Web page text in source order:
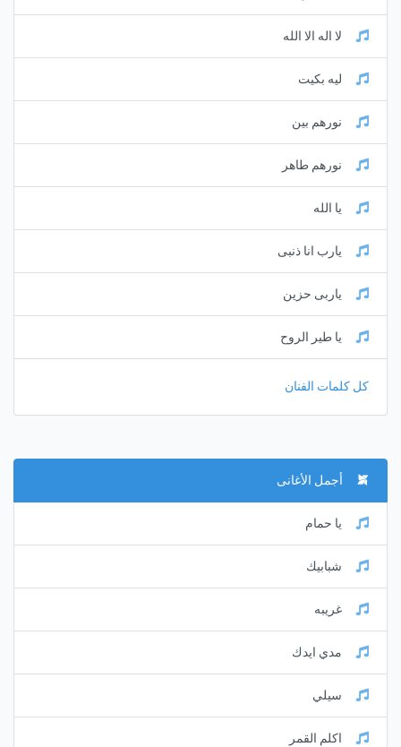
لا اله الا الله
ليه بكيت
نورهم بين
نورهم طاهر
يا الله
يارب انا ذنبى
ياربى حزين
يا طير الروح
كل كلمات الفنان
أجمل الأغانى
يا حمام
شبابيك
غريبه
مدي ايدك
سيلي
اكلم القمر